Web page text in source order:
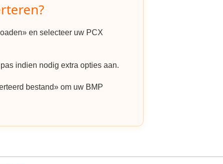
en selecteer uw PCX
indien nodig extra opties aan.
bestand» om uw BMP